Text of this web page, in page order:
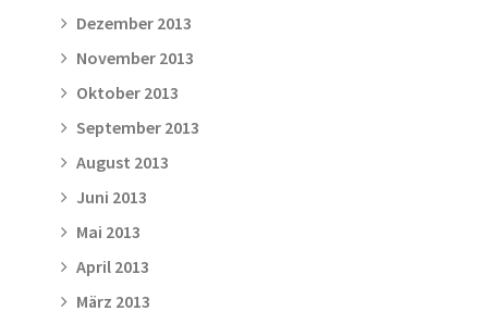
Dezember 2013
November 2013
Oktober 2013
September 2013
August 2013
Juni 2013
Mai 2013
April 2013
März 2013